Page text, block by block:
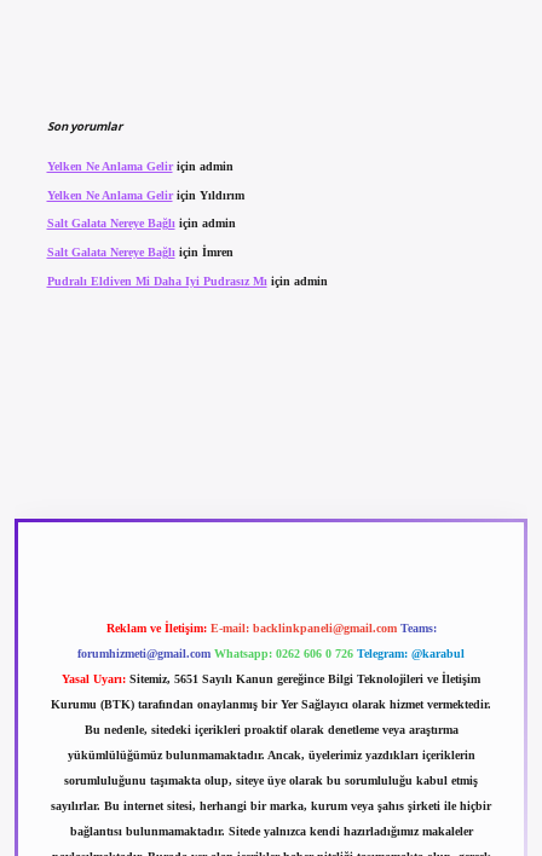
Son yorumlar
Yelken Ne Anlama Geliriçin admin
Yelken Ne Anlama Geliriçin Yıldırım
Salt Galata Nereye Bağlıiçin admin
Salt Galata Nereye Bağlı için İmren
Pudralı Eldiven Mi Daha Iyi Pudrasız Mı için admin
Reklam ve İletişim: E-mail: backlinkpaneli@gmail.com Teams:
forumhizmeti@gmail.com Whatsapp: 0262 606 0 726 Telegram: @karabul
Yasal Uyarı: Sitemiz, 5651 Sayılı Kanun gereğince Bilgi Teknolojileri ve İletişim
Kurumu (BTK) tarafından onaylanmış bir Yer Sağlayıcı olarak hizmet vermektedir.
Bu nedenle, sitedeki içerikleri proaktif olarak denetleme veya araştırma
yükümlülüğümüz bulunmamaktadır. Ancak, üyelerimiz yazdıkları içeriklerin
sorumluluğunu taşımakta olup, siteye üye olarak bu sorumluluğu kabul etmiş
sayılırlar. Bu internet sitesi, herhangi bir marka, kurum veya şahıs şirketi ile hiçbir
bağlantısı bulunmamaktadır. Sitede yalnızca kendi hazırladığımız makaleler